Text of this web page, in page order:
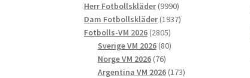
produkter
Herr Fotbollskläder 99909990
produkter
Dam Fotbollskläder 19371937
Fotbolls-VM 2026 28052805
produkter
Sverige VM 2026 8080
Norge VM 2026 7676
produkter
Argentina VM 2026 173173